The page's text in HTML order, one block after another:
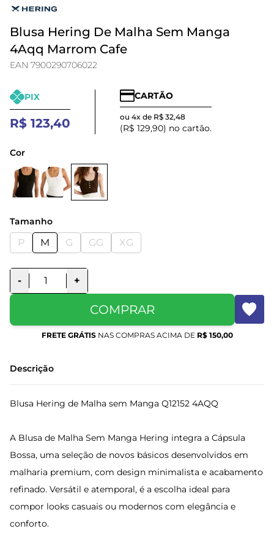
Blusa Hering De Malha Sem Manga
4Aqq Marrom Cafe
EAN 7900290706022
PIX
R$ 123,40
CARTÃO
ou 4x de R$ 32,48
(R$ 129,90) no cartão.
Cor
Tamanho
P M G GG XG
- +
COMPRAR
FRETE GRÁTISNAS COMPRAS ACIMA DE R$ 150,00
Descrição
Blusa Hering de Malha sem Manga Q12152 4AQQ
A Blusa de Malha Sem Manga Hering integra a Cápsula
Bossa, uma seleção de novos básicos desenvolvidos em
malharia premium, com design minimalista e acabamento
refinado. Versátil e atemporal, é a escolha ideal para
compor looks casuais ou modernos com elegância e
conforto.